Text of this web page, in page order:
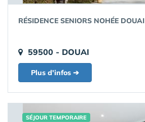
RÉSIDENCE SENIORS NOHÉE DOUAI
59500 - DOUAI
Plus d'infos ➔
SÉJOUR TEMPORAIRE